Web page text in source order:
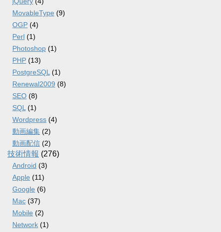
MovableType (9)
OGP (4)
Perl (1)
Photoshop (1)
PHP (13)
PostgreSQL (1)
Renewal2009 (8)
SEO (8)
SQL (1)
Wordpress (4)
動画編集 (2)
動画配信 (2)
技術情報 (276)
Android (3)
Apple (11)
Google (6)
Mac (37)
Mobile (2)
Network (1)